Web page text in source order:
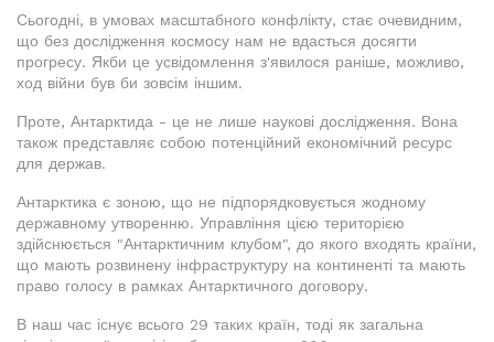
Сьогодні, в умовах масштабного конфлікту, стає очевидним,
що без дослідження космосу нам не вдасться досягти
прогресу. Якби це усвідомлення з'явилося раніше, можливо,
ход війни був би зовсім іншим.
Проте, Антарктида - це не лише наукові дослідження. Вона
також представляє собою потенційний економічний ресурс
для держав.
Антарктика є зоною, що не підпорядковується жодному
державному утворенню. Управління цією територією
здійснюється "Антарктичним клубом", до якого входять країни,
що мають розвинену інфраструктуру на континенті та мають
право голосу в рамках Антарктичного договору.
В наш час існує всього 29 таких країн, тоді як загальна